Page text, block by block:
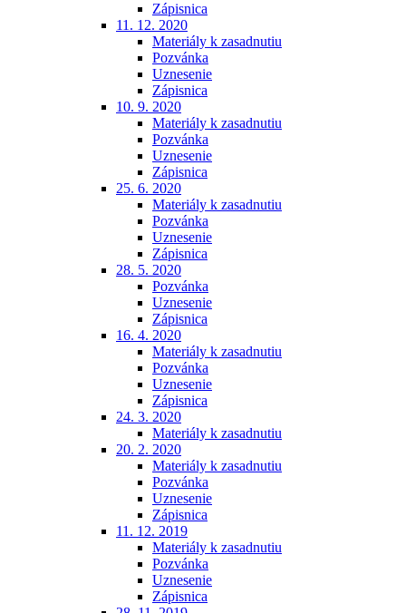
Zápisnica
11. 12. 2020
Materiály k zasadnutiu
Pozvánka
Uznesenie
Zápisnica
10. 9. 2020
Materiály k zasadnutiu
Pozvánka
Uznesenie
Zápisnica
25. 6. 2020
Materiály k zasadnutiu
Pozvánka
Uznesenie
Zápisnica
28. 5. 2020
Pozvánka
Uznesenie
Zápisnica
16. 4. 2020
Materiály k zasadnutiu
Pozvánka
Uznesenie
Zápisnica
24. 3. 2020
Materiály k zasadnutiu
20. 2. 2020
Materiály k zasadnutiu
Pozvánka
Uznesenie
Zápisnica
11. 12. 2019
Materiály k zasadnutiu
Pozvánka
Uznesenie
Zápisnica